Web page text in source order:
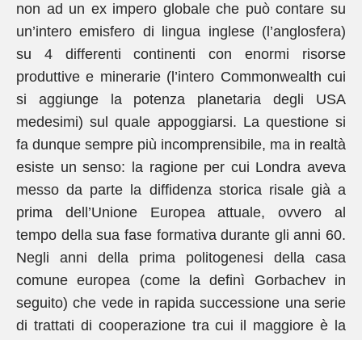
non ad un ex impero globale che può contare su
un’intero emisfero di lingua inglese (l’anglosfera)
su 4 differenti continenti con enormi risorse
produttive e minerarie (l’intero Commonwealth cui
si aggiunge la potenza planetaria degli USA
medesimi) sul quale appoggiarsi. La questione si
fa dunque sempre più incomprensibile, ma in realtà
esiste un senso: la ragione per cui Londra aveva
messo da parte la diffidenza storica risale già a
prima dell’Unione Europea attuale, ovvero al
tempo della sua fase formativa durante gli anni 60.
Negli anni della prima politogenesi della casa
comune europea (come la definì Gorbachev in
seguito) che vede in rapida successione una serie
di trattati di cooperazione tra cui il maggiore è la